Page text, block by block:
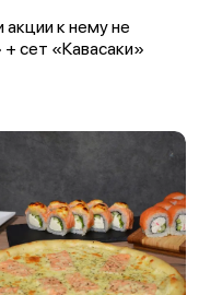
акции к нему не
сет «Кавасаки»